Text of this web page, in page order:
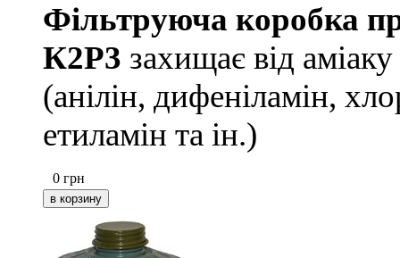
Фільтруюча коробка
К2P3 захищає від
(анілін, дифеніламін,
етиламін та ін.)
0 грн